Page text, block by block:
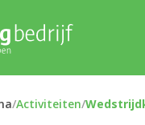
/Activiteiten/